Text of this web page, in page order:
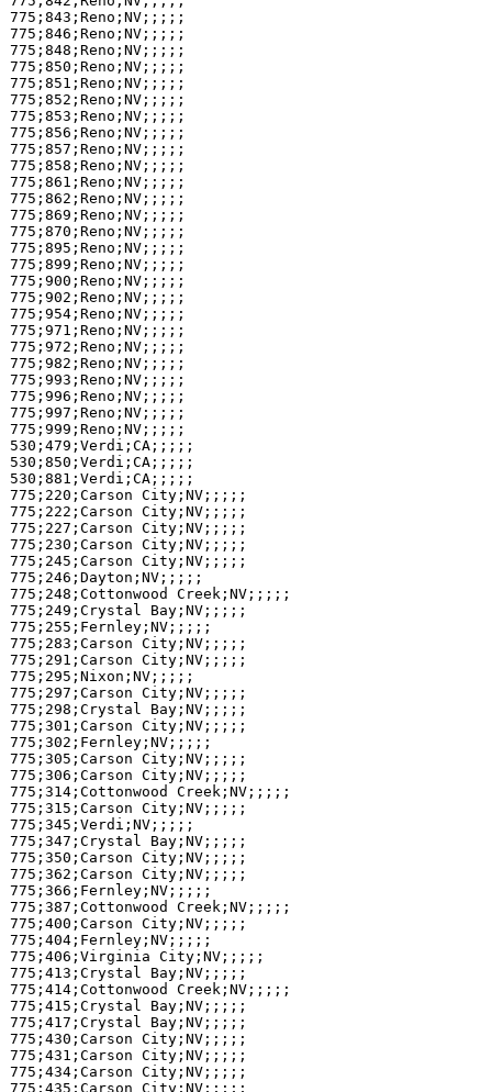
775;843;Reno;NV;;;;;
775;846;Reno;NV;;;;;
775;848;Reno;NV;;;;;
775;850;Reno;NV;;;;;
775;851;Reno;NV;;;;;
775;852;Reno;NV;;;;;
775;853;Reno;NV;;;;;
775;856;Reno;NV;;;;;
775;857;Reno;NV;;;;;
775;858;Reno;NV;;;;;
775;861;Reno;NV;;;;;
775;862;Reno;NV;;;;;
775;869;Reno;NV;;;;;
775;870;Reno;NV;;;;;
775;895;Reno;NV;;;;;
775;899;Reno;NV;;;;;
775;900;Reno;NV;;;;;
775;902;Reno;NV;;;;;
775;954;Reno;NV;;;;;
775;971;Reno;NV;;;;;
775;972;Reno;NV;;;;;
775;982;Reno;NV;;;;;
775;993;Reno;NV;;;;;
775;996;Reno;NV;;;;;
775;997;Reno;NV;;;;;
775;999;Reno;NV;;;;;
530;479;Verdi;CA;;;;;
530;850;Verdi;CA;;;;;
530;881;Verdi;CA;;;;;
775;220;Carson City;NV;;;;;
775;222;Carson City;NV;;;;;
775;227;Carson City;NV;;;;;
775;230;Carson City;NV;;;;;
775;245;Carson City;NV;;;;;
775;246;Dayton;NV;;;;;
775;248;Cottonwood Creek;NV;;;;;
775;249;Crystal Bay;NV;;;;;
775;255;Fernley;NV;;;;;
775;283;Carson City;NV;;;;;
775;291;Carson City;NV;;;;;
775;295;Nixon;NV;;;;;
775;297;Carson City;NV;;;;;
775;298;Crystal Bay;NV;;;;;
775;301;Carson City;NV;;;;;
775;302;Fernley;NV;;;;;
775;305;Carson City;NV;;;;;
775;306;Carson City;NV;;;;;
775;314;Cottonwood Creek;NV;;;;;
775;315;Carson City;NV;;;;;
775;345;Verdi;NV;;;;;
775;347;Crystal Bay;NV;;;;;
775;350;Carson City;NV;;;;;
775;362;Carson City;NV;;;;;
775;366;Fernley;NV;;;;;
775;387;Cottonwood Creek;NV;;;;;
775;400;Carson City;NV;;;;;
775;404;Fernley;NV;;;;;
775;406;Virginia City;NV;;;;;
775;413;Crystal Bay;NV;;;;;
775;414;Cottonwood Creek;NV;;;;;
775;415;Crystal Bay;NV;;;;;
775;417;Crystal Bay;NV;;;;;
775;430;Carson City;NV;;;;;
775;431;Carson City;NV;;;;;
775;434;Carson City;NV;;;;;
775;435;Carson City;NV;;;;;